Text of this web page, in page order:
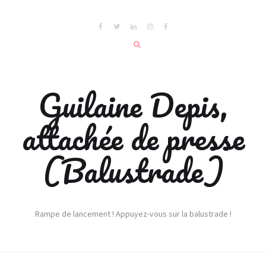
Guilaine Depis,
attachée de presse
(Balustrade)
Rampe de lancement ! Appuyez-vous sur la balustrade !